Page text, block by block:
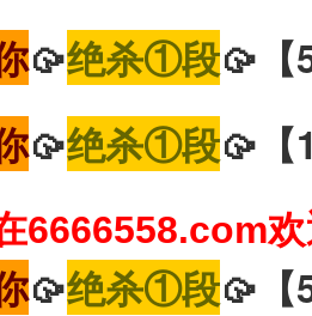
🥠绝杀①段🥠【
🥠绝杀①段🥠【
6666558.com
🥠绝杀①段🥠【